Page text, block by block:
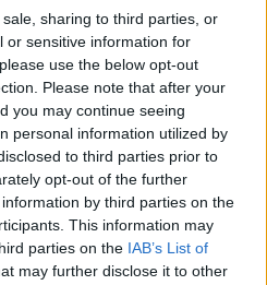
sharing to third parties, or
or sensitive information for
use the below opt-out
Please note that after your
you may continue seeing
personal information utilized by
to third parties prior to
opt-out of the further
by third parties on the
This information may
parties on the IAB’s List of
may further disclose it to other
danych dla kibiców i pasjonatów
nie widzisz tutaj danych z pewnością
Głogovia Głogów Małopolski
publikujemyoficjalny wynik
jeśli są dostępne.
dostępny jest tutaj:Rzeszów > Klasa
publikujemyskłady wyjściowe,
strzelców bramek. Informacje te